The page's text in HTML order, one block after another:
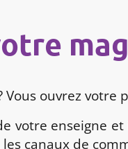
Vous ouvrez
votre enseigne
canaux de